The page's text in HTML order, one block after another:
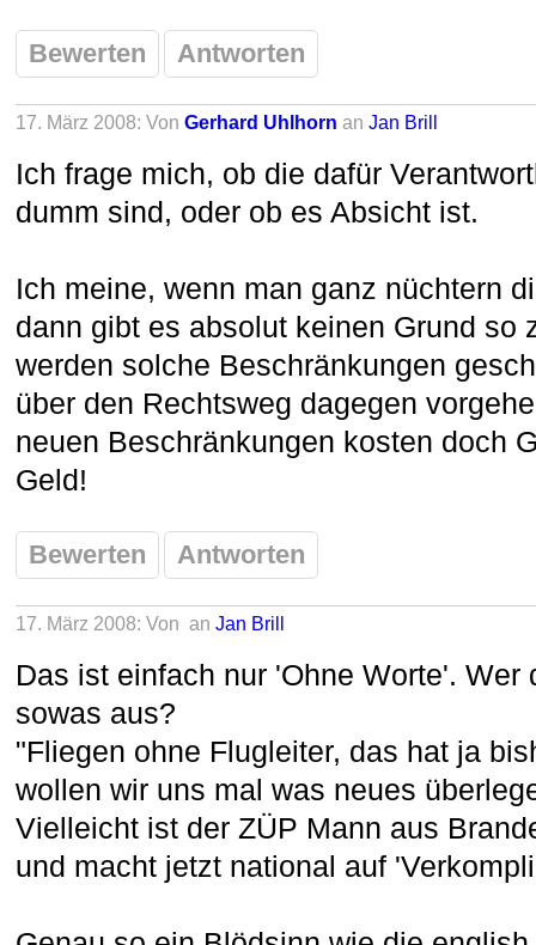
Bewerten Antworten
17. März 2008: Von Gerhard Uhlhorn an Jan Brill
Ich frage mich, ob die dafür
dumm sind, oder ob es Absicht ist.
Ich meine, wenn man ganz nüchtern
dann gibt es absolut keinen Grund so
werden solche Beschränkungen
über den Rechtsweg dagegen
neuen Beschränkungen kosten doch
Geld!
Bewerten Antworten
17. März 2008: Von an Jan Brill
Das ist einfach nur 'Ohne Worte'. Wer
sowas aus?
"Fliegen ohne Flugleiter, das hat ja
wollen wir uns mal was neues
Vielleicht ist der ZÜP Mann aus
und macht jetzt national auf